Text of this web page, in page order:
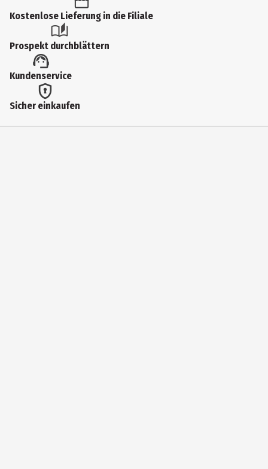
6 Jahre
Artikelnummer des Herstellers
80354
Lizenz (spw)
Funko Anime
Hersteller
Kostenlose Lieferung in die Filiale
Prospekt durchblättern
Kundenservice
Sicher einkaufen